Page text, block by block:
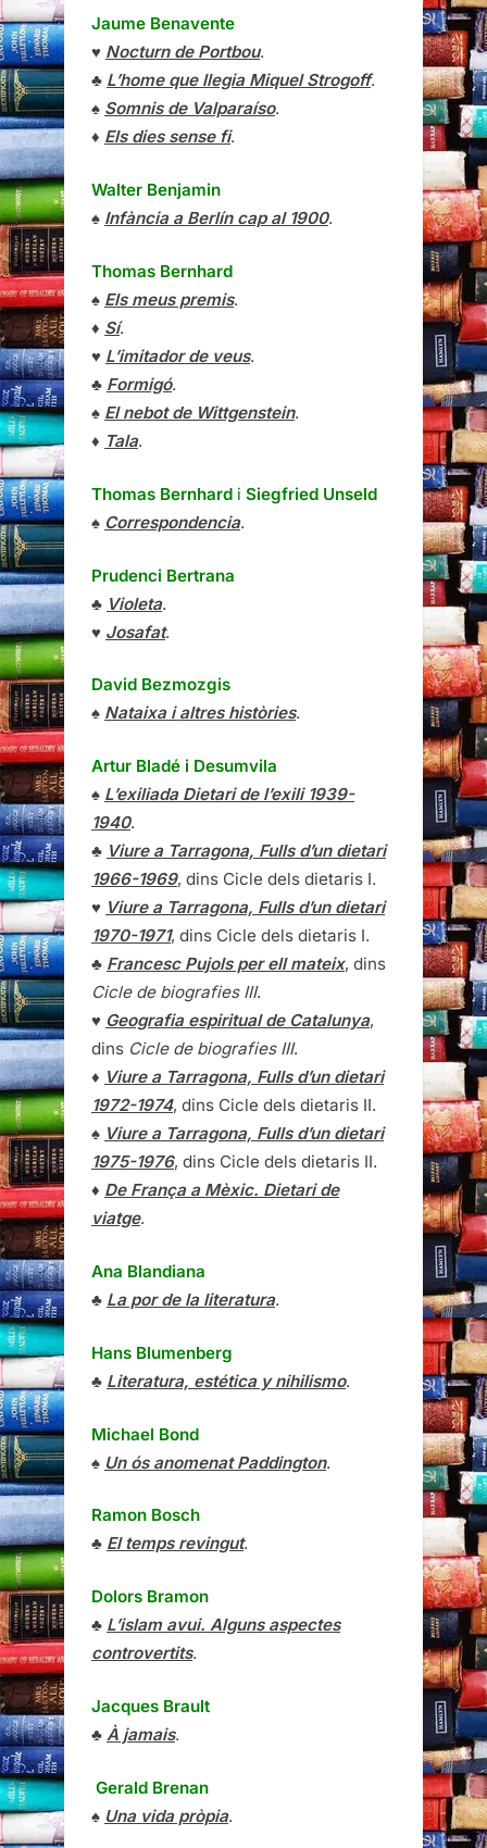
Jaume Benavente
♥ Nocturn de Portbou.
♣ L’home que llegia Miquel Strogoff.
♠ Somnis de Valparaíso.
♦ Els dies sense fi.
Walter Benjamin
♠ Infància a Berlín cap al 1900.
Thomas Bernhard
♠ Els meus premis.
♦ Sí.
♥ L’imitador de veus.
♣ Formigó.
♠ El nebot de Wittgenstein.
♦ Tala.
Thomas Bernhard i Siegfried Unseld
♠ Correspondencia.
Prudenci Bertrana
♣ Violeta.
♥ Josafat.
David Bezmozgis
♠ Nataixa i altres històries.
Artur Bladé i Desumvila
♠ L’exiliada Dietari de l’exili 1939-
1940.
♣ Viure a Tarragona, Fulls d’un dietari
1966-1969, dins Cicle dels dietaris I.
♥ Viure a Tarragona, Fulls d’un dietari
1970-1971, dins Cicle dels dietaris I.
♣ Francesc Pujols per ell mateix, dins
Cicle de biografies III.
♥ Geografia espiritual de Catalunya,
dins Cicle de biografies III.
♦ Viure a Tarragona, Fulls d’un dietari
1972-1974, dins Cicle dels dietaris II.
♠ Viure a Tarragona, Fulls d’un dietari
1975-1976, dins Cicle dels dietaris II.
♦ De França a Mèxic. Dietari de
viatge.
Ana Blandiana
♣ La por de la literatura.
Hans Blumenberg
♣ Literatura, estética y nihilismo.
Michael Bond
♠ Un ós anomenat Paddington.
Ramon Bosch
♣ El temps revingut.
Dolors Bramon
♣ L’islam avui. Alguns aspectes
controvertits.
Jacques Brault
♣ À jamais.
Gerald Brenan
♠ Una vida pròpia.